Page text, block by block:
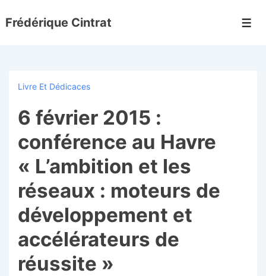
passer
Frédérique Cintrat
Livre Et Dédicaces
6 février 2015 :
conférence au Havre
« L’ambition et les
réseaux : moteurs de
développement et
accélérateurs de
réussite »